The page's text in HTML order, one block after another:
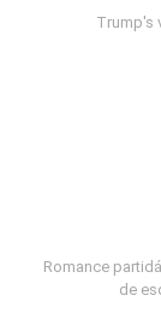
Trump's
Romance
de